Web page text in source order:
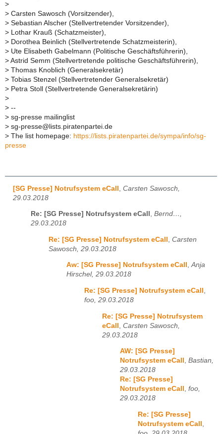
>
> Carsten Sawosch (Vorsitzender),
> Sebastian Alscher (Stellvertretender Vorsitzender),
> Lothar Krauß (Schatzmeister),
> Dorothea Beinlich (Stellvertretende Schatzmeisterin),
> Ute Elisabeth Gabelmann (Politische Geschäftsführerin),
> Astrid Semm (Stellvertretende politische Geschäftsführerin),
> Thomas Knoblich (Generalsekretär)
> Tobias Stenzel (Stellvertretender Generalsekretär)
> Petra Stoll (Stellvertretende Generalsekretärin)
>
> --
> sg-presse mailinglist
> sg-presse@lists.piratenpartei.de
> The list homepage: https://lists.piratenpartei.de/sympa/info/sg-
presse
[SG Presse] Notrufsystem eCall Carsten Sawosch,
29.03.2018
Re: [SG Presse] Notrufsystem eCall , Bernd…,
29.03.2018
Re: [SG Presse] Notrufsystem eCall
Carsten
Sawosch, 29.03.2018
Aw: [SG Presse] Notrufsystem eCall ,Anja
Hirschel, 29.03.2018
Re: [SG Presse] Notrufsystem eCall
foo, 29.03.2018
Re: [SG Presse] Notrufsystem
eCall Carsten Sawosch,
29.03.2018
AW: [SG Presse]
Notrufsystem eCall , Bastian,
29.03.2018
Re: [SG Presse]
Notrufsystem eCall , foo,
29.03.2018
Re: [SG Presse]
Notrufsystem eCall